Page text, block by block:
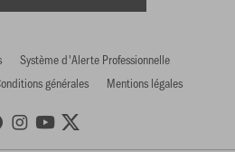
Système d'Alerte Professionnelle
générales Mentions légales